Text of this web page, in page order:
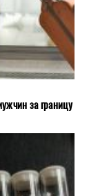
за границу